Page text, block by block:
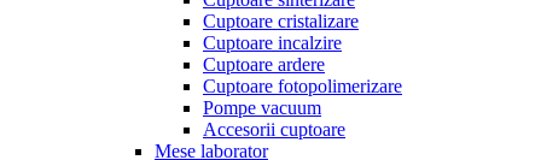
Cuptoare cristalizare
Cuptoare incalzire
Cuptoare ardere
Cuptoare fotopolimerizare
Pompe vacuum
Accesorii cuptoare
Mese laborator